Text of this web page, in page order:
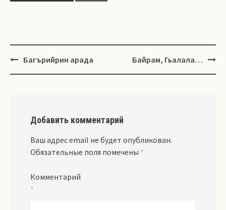
Навигация
Багърийрин арада Байрам, Гьалала…
Добавить комментарий
Ваш адрес email не будет опубликован.
Обязательные поля помечены *
Комментарий
*